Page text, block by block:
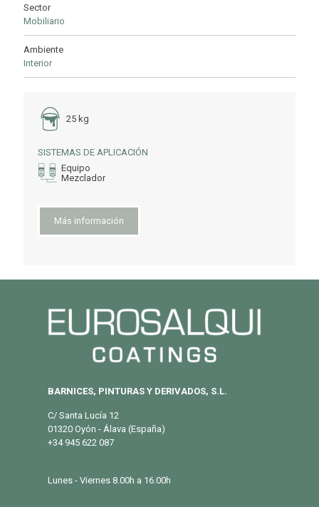
Sector
Mobiliario
Ambiente
Interior
25 kg
SISTEMAS DE APLICACIÓN
Equipo
Mezclador
Más información
BARNICES, PINTURAS Y DERIVADOS, S.L.
C/ Santa Lucía 12
01320 Oyón - Álava (España)
+34 945 622 087
Lunes - Viernes 8.00h a 16.00h